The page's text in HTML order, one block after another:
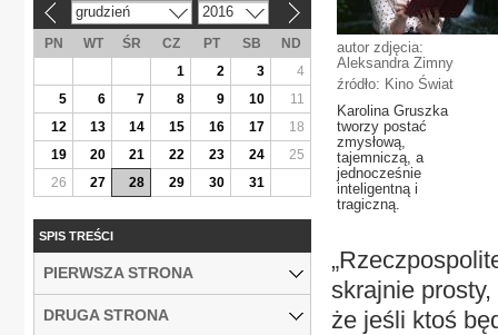
autor zdjęcia:
Aleksandra Zimny
źródło: Kino Świat
Karolina Gruszka
tworzy postać
zmysłową,
tajemniczą, a
jednocześnie
inteligentną i
tragiczną.
skrajnie
że jeśli ktoś
grudzień 2016
PN WT ŚR CZ PT SB
ND
1
2 3
4
5
6 7 8 9 10
11
12
13 14 15 16 17
18
19
20 21 22 23 24
25
26
27 28 29 30 31
SPIS TREŚCI
PIERWSZA STRONA
DRUGA STRONA